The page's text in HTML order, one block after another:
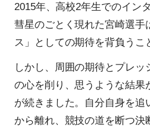
2015年、高校2年生でのイン
彗星のごとく現れた宮崎選手
ス」としての期待を背負うこ
しかし、周囲の期待とプレ
の心を削り、思うような結果
が続きました。自分自身を追
から離れ、競技の道を断つ決